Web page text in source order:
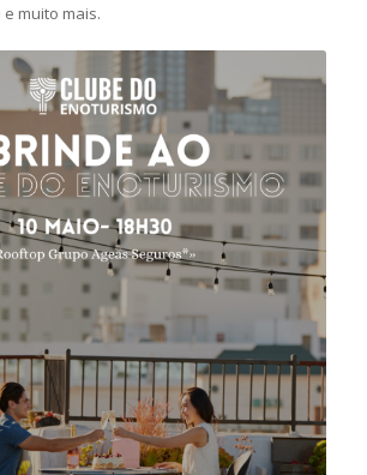
muito mais.